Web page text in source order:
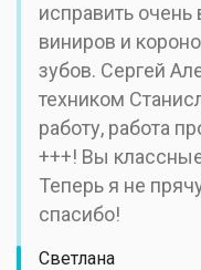
исправить
виниров и
зубов. Сергей
техником
работу, работа
+++! Вы
Теперь я не
спасибо!
Светлана